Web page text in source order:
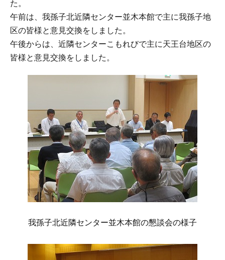
た。
午前は、我孫子北近隣センター並木本館で主に我孫子地
区の皆様と意見交換をしました。
午後からは、近隣センターこもれびで主に天王台地区の
皆様と意見交換をしました。
我孫子北近隣センター並木本館の懇談会の様子